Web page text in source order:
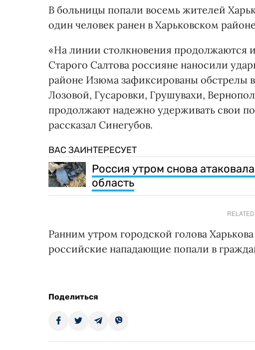
В больницы попали восемь жителей
один человек ранен в Харьковском
«На линии столкновения продолжаются
Старого Салтова россияне наносили
районе Изюма зафиксированы обстрелы
Лозовой, Гусаровки, Грушувахи,
продолжают надежно удерживать свои
рассказал Синегубов.
ВАС ЗАИНТЕРЕСУЕТ
Россия утром снова
область
Ранним утром городской голова
российские нападающие попали в
Поделиться